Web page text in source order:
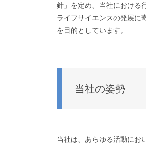
針」を定め、当社における
ライフサイエンスの発展に
を目的としています。
当社の姿勢
当社は、あらゆる活動にお